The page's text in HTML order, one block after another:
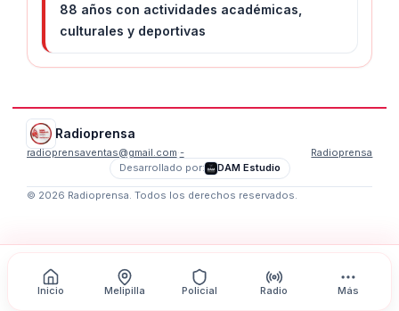
88 años con actividades académicas,
culturales y deportivas
Radioprensa
radioprensaventas@gmail.com·-
Radioprensa
Desarrollado por:
DAM Estudio
© 2026 Radioprensa . Todos los derechos reservados.
Inicio Melipilla Policial Radio Más